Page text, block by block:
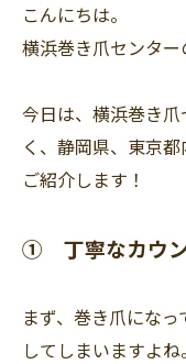
こんにちは。
横浜巻き爪センター
今日は、横浜巻き
く、静岡県、東京
ご紹介します！
① 丁寧なカウン
まず、巻き爪にな
してしまいますよね。